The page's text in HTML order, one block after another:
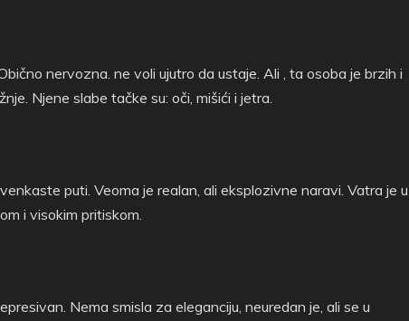
nervozna. ne voli ujutro da ustaje. Ali , ta osoba je brzih i
Njene slabe tačke su: oči, mišići i jetra.
puti. Veoma je realan, ali eksplozivne naravi. Vatra je u
i visokim pritiskom.
Nema smisla za eleganciju, neuredan je, ali se u